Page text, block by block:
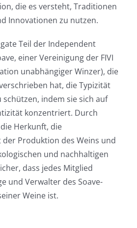
die es versteht, Traditionen
Innovationen zu nutzen.
Teil der Independent
einer Vereinigung der FIVI
unabhängiger Winzer), die
hat, die Typizität
schützen, indem sie sich auf
konzentriert. Durch
Herkunft, die
der Produktion des Weins und
und nachhaltigen
dass jedes Mitglied
und Verwalter des Soave-
Weine ist.